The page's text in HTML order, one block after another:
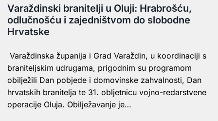
Varaždinski branitelji u Oluji: Hrabrošću,
odlučnošću i zajedništvom do slobodne
Hrvatske
Varaždinska županija i Grad Varaždin, u koordinaciji s
braniteljskim udrugama, prigodnim su programom
obilježili Dan pobjede i domovinske zahvalnosti, Dan
hrvatskih branitelja te 31. obljetnicu vojno-redarstvene
operacije Oluja. Obilježavanje je…